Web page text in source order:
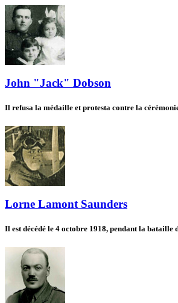
John "Jack" Dobson
Il refusa la médaille et protesta contre la
Lorne Lamont Saunders
Il est décédé le 4 octobre 1918, pendant la bataille